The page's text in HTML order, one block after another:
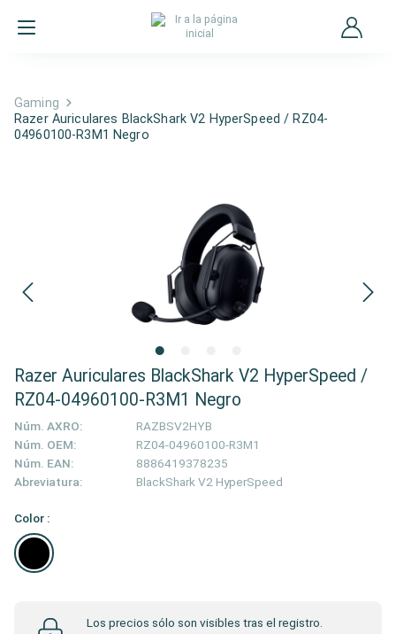
Gaming
Razer Auriculares BlackShark V2 HyperSpeed / RZ04-
04960100-R3M1 Negro
Razer Auriculares BlackShark V2 HyperSpeed /
RZ04-04960100-R3M1 Negro
Núm. AXRO:
RAZBSV2HYB
Núm. OEM:
RZ04-04960100-R3M1
Núm. EAN:
8886419378235
Abreviatura:
BlackShark V2 HyperSpeed
Color :
Los precios sólo son visibles tras el registro.